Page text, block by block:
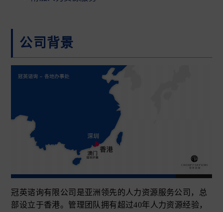
公司背景
冠英谘询有限公司是亚洲领先的人力资源服务公司，总
部设立于香港。管理团队拥有超过40年人力资源经验，